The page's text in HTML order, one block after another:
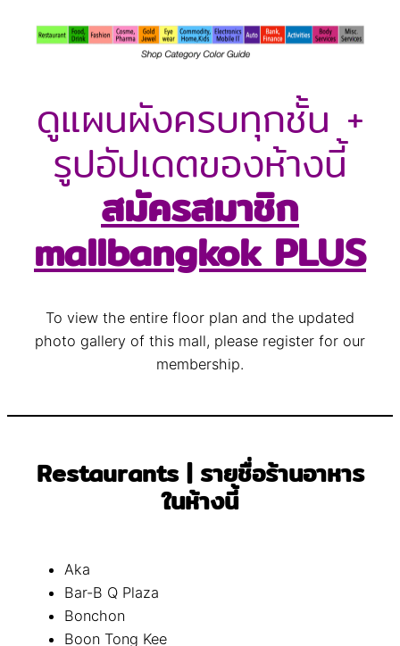
ดูแผนผังครบทุกชั้น +
รูปอัปเดตของห้างนี้
สมัครสมาชิก
mallbangkok PLUS
To view the entire floor plan and the updated
photo gallery of this mall, please register for our
membership.
Restaurants | รายชื่อร้านอาหาร
ในห้างนี้
Aka
Bar-B Q Plaza
Bonchon
Boon Tong Kee